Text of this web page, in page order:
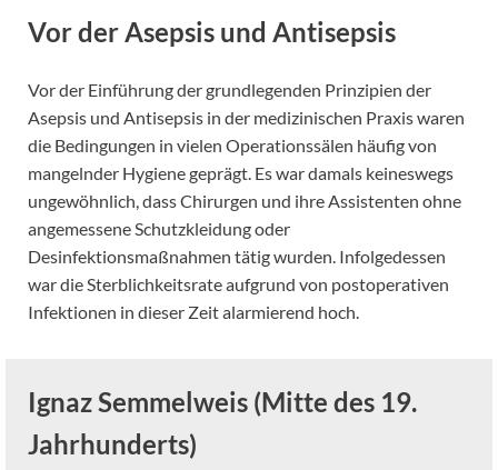
Vor der Asepsis und Antisepsis
Vor der Einführung der grundlegenden Prinzipien der
Asepsis und Antisepsis in der medizinischen Praxis waren
die Bedingungen in vielen Operationssälen häufig von
mangelnder Hygiene geprägt. Es war damals keineswegs
ungewöhnlich, dass Chirurgen und ihre Assistenten ohne
angemessene Schutzkleidung oder
Desinfektionsmaßnahmen tätig wurden. Infolgedessen
war die Sterblichkeitsrate aufgrund von postoperativen
Infektionen in dieser Zeit alarmierend hoch.
Ignaz Semmelweis (Mitte des 19.
Jahrhunderts)